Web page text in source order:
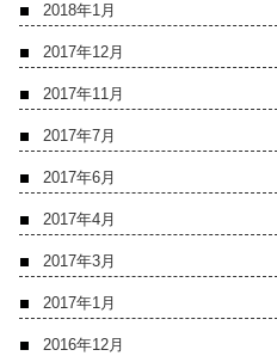
2018年1月
2017年12月
2017年11月
2017年7月
2017年6月
2017年4月
2017年3月
2017年1月
2016年12月